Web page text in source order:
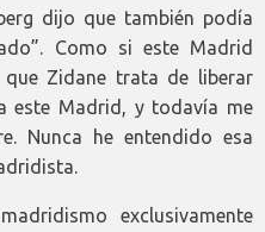
dijo que también podía
Como si este Madrid
Zidane trata de liberar
este Madrid, y todavía me
Nunca he entendido esa
exclusivamente